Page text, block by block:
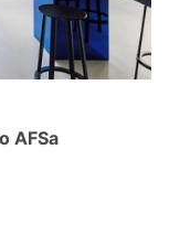
AFSa